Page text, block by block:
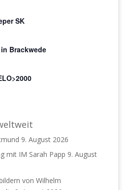
SK
Brackwede
9. August 2026
mit IM Sarah Papp 9. August
von Wilhelm